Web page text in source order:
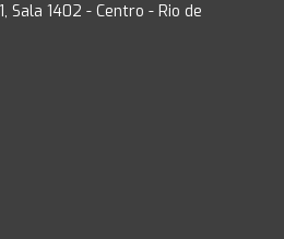
Sala 1402 - Centro - Rio de